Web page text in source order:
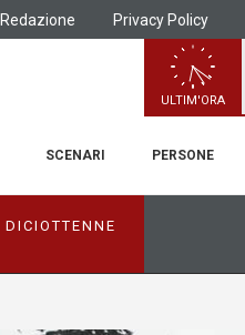
Redazione Privacy Policy
ULTIM'ORA
SCENARI PERSONE